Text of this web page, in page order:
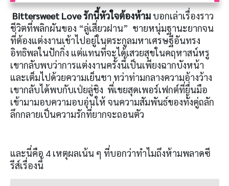
Bittersweet Love รักนี้หัวใจต้องห้าม บอกเล่าเรื่องราว
ชีวิตที่พลิกผันของ “ลู่เสี่ยวฝาน” ชายหนุ่มฐานะยากจน
ที่ต้องแต่งงานเข้าไปอยู่ในตระกูลมหาเศรษฐีอันทรง
อิทธิพลในปักกิ่ง แต่แทนที่จะได้เสวยสุขในคฤหาสน์หรู
เขากลับพบว่าการแต่งงานครั้งนี้เป็นเพียงฉากบังหน้า
และเต็มไปด้วยความเย็นชา ทว่าท่ามกลางความอ้างว้าง
เขากลับได้พบกับเป่ยลู่ชิง พี่เขยสุดเพอร์เฟกต์ที่ยื่นมือ
เข้ามามอบความอบอุ่นให้ จนความสัมพันธ์ของทั้งคู่ถลัก
ลึกกลายเป็นความรักที่ยากจะถอนตัว
และนี่คือ 4 เหตุผลเน้น ๆ ที่บอกว่าทำไมถึงห้ามพลาดซี
รีส์เรื่องนี้